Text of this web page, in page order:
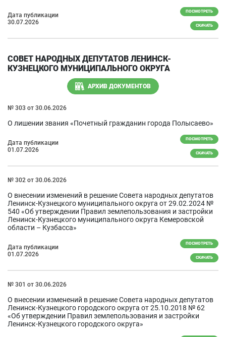
Дата публикации
30.07.2026
ПОСМОТРЕТЬ
СКАЧАТЬ
СОВЕТ НАРОДНЫХ ДЕПУТАТОВ ЛЕНИНСК-
КУЗНЕЦКОГО МУНИЦИПАЛЬНОГО ОКРУГА
АРХИВ ДОКУМЕНТОВ
№ 303 от 30.06.2026
О лишении звания «Почетный гражданин города Полысаево»
Дата публикации
01.07.2026
ПОСМОТРЕТЬ
СКАЧАТЬ
№ 302 от 30.06.2026
О внесении изменений в решение Совета народных депутатов
Ленинск-Кузнецкого муниципального округа от 29.02.2024 №
540 «Об утверждении Правил землепользования и застройки
Ленинск-Кузнецкого муниципального округа Кемеровской
области – Кузбасса»
Дата публикации
01.07.2026
ПОСМОТРЕТЬ
СКАЧАТЬ
№ 301 от 30.06.2026
О внесении изменений в решение Совета народных депутатов
Ленинск-Кузнецкого городского округа от 25.10.2018 № 62
«Об утверждении Правил землепользования и застройки
Ленинск-Кузнецкого городского округа»